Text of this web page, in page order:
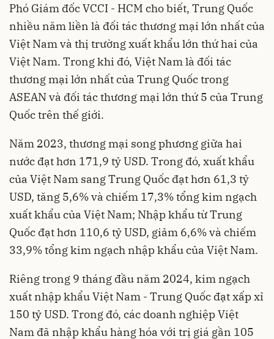
Phó Giám đốc VCCI - HCM cho biết, Trung Quốc
nhiều năm liền là đối tác thương mại lớn nhất của
Việt Nam và thị trường xuất khẩu lớn thứ hai của
Việt Nam. Trong khi đó, Việt Nam là đối tác
thương mại lớn nhất của Trung Quốc trong
ASEAN và đối tác thương mại lớn thứ 5 của Trung
Quốc trên thế giới.
Năm 2023, thương mại song phương giữa hai
nước đạt hơn 171,9 tỷ USD. Trong đó, xuất khẩu
của Việt Nam sang Trung Quốc đạt hơn 61,3 tỷ
USD, tăng 5,6% và chiếm 17,3% tổng kim ngạch
xuất khẩu của Việt Nam; Nhập khẩu từ Trung
Quốc đạt hơn 110,6 tỷ USD, giảm 6,6% và chiếm
33,9% tổng kim ngạch nhập khẩu của Việt Nam.
Riêng trong 9 tháng đầu năm 2024, kim ngạch
xuất nhập khẩu Việt Nam - Trung Quốc đạt xấp xỉ
150 tỷ USD. Trong đó, các doanh nghiệp Việt
Nam đã nhập khẩu hàng hóa với trị giá gần 105